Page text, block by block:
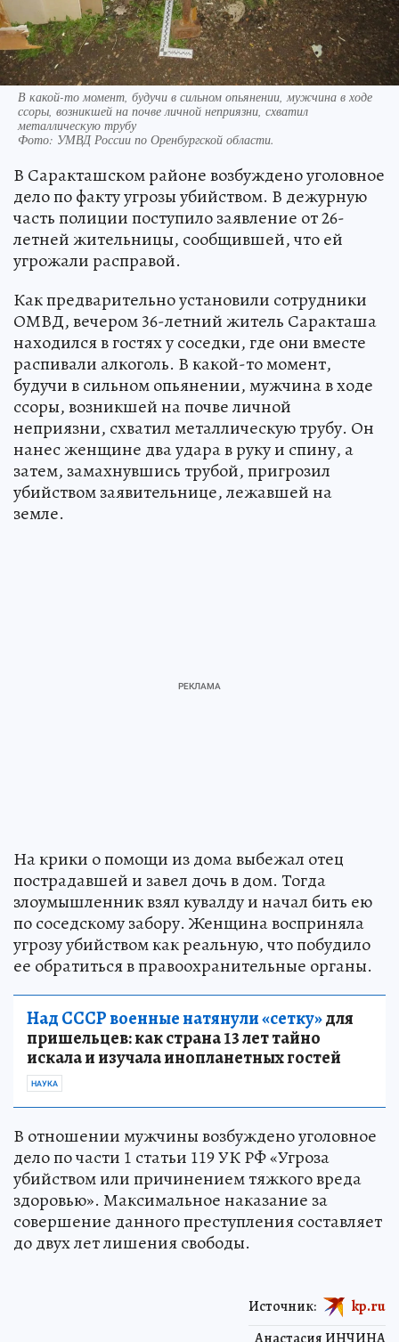
В какой-то момент, будучи в сильном опьянении, мужчина в ходе
ссоры, возникшей на почве личной неприязни, схватил
металлическую трубу
Фото: УМВД России по Оренбургской области.
В Саракташском районе возбуждено уголовное
дело по факту угрозы убийством. В дежурную
часть полиции поступило заявление от 26-
летней жительницы, сообщившей, что ей
угрожали расправой.
Как предварительно установили сотрудники
ОМВД, вечером 36-летний житель Саракташа
находился в гостях у соседки, где они вместе
распивали алкоголь. В какой-то момент,
будучи в сильном опьянении, мужчина в ходе
ссоры, возникшей на почве личной
неприязни, схватил металлическую трубу. Он
нанес женщине два удара в руку и спину, а
затем, замахнувшись трубой, пригрозил
убийством заявительнице, лежавшей на
земле.
На крики о помощи из дома выбежал отец
пострадавшей и завел дочь в дом. Тогда
злоумышленник взял кувалду и начал бить ею
по соседскому забору. Женщина восприняла
угрозу убийством как реальную, что побудило
ее обратиться в правоохранительные органы.
Над СССР военные натянули «сетку»для
пришельцев: как страна 13 лет тайно
искала и изучала инопланетных гостей
НАУКА
В отношении мужчины возбуждено уголовное
дело по части 1 статьи 119 УК РФ «Угроза
убийством или причинением тяжкого вреда
здоровью». Максимальное наказание за
совершение данного преступления составляет
до двух лет лишения свободы.
Источник: kp.ru